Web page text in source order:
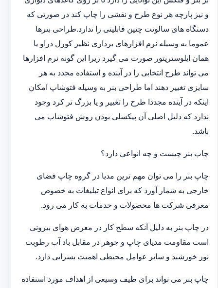
و نیز پارچه هر نوع طرح و نقشی را چاپ کند در صورتی که
دستگاه های سالونت چنین قابلیتی را ندارد.طراحی بنرها
عموما به وسیله نرم افزارهای برداری نظیر کورل دراو یا
همان ایلوستریتور صورت می گیرد زیرا این گونه نرم افزارها
می تواند طرح انتخابی را در آینده و استفاده مجدد به هر
سایزی تغییر دهند اما طراحی بنر به وسیله فتوشاپ امکان
اینکه در آینده مجددا طرح را تغییر و یا بزرگ تر کرد وجود
ندارد که دلیل اصلی آن پیکسلی بودن روش فتوشاپ می
باشد.
چاپ بنر چیست و چه انواعی دارد؟
چاپ بنر را می توان مهم ترین مدیا در گروه چاپ فضای
خارجی به شمار آورد که برای انواع تبلیغات به خصوص
معرفی شرکت ها محصولات و خدمات به کار می رود.
در چاپ بنر به دلیل آنکه سطح کار در معرض هوای بیرونی
است مقاومت مدیای چاپ و جوهر در مقابل باد آب رطوبت
نور خورشید و سایر عوامل محیطی اهمیت بسزایی دارد.
چاپ بنر می تواند برای طیف وسیعی از اهداف مورد استفاده